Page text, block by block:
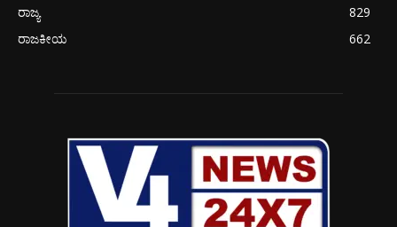
ರಾಜ್ಯ
829
ರಾಜಕೀಯ
662